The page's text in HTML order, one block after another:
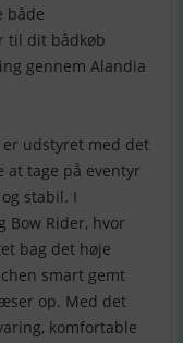
både
til dit bådkøb
gennem Alandia
er udstyret med det
at tage på eventyr
stabil. I
Bow Rider, hvor
bag det høje
smart gemt
op. Med det
komfortable